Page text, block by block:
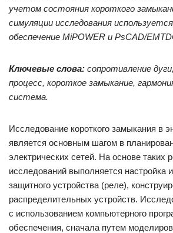
учетом состояния короткого
симуляции исследования
обеспечение MiPOWER и PsCAD/
Ключевые слова: сопротивление
процесс, короткое замыкание,
система.
Исследование короткого замыкания в
является основным шагом в
электрических сетей. На основе таких
исследований выполняется настройка
защитного устройства (реле),
распределительных устройств.
с использованием компьютерного
обеспечения, сначала путем